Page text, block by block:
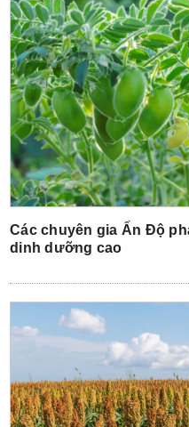
Các chuyên gia Ấn Độ
dinh dưỡng cao